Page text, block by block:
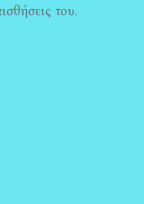
του.